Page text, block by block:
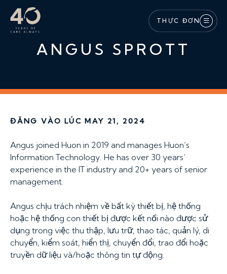
Bỏ qua nội dung chính
THỰC ĐƠN
ANGUS SPROTT
ĐĂNG VÀO LÚC MAY 21, 2024
Angus joined Huon in 2019 and manages Huon’s
Information Technology. He has over 30 years’
experience in the IT industry and 20+ years of senior
management.
Angus chịu trách nhiệm về bất kỳ thiết bị, hệ thống
hoặc hệ thống con thiết bị được kết nối nào được sử
dụng trong việc thu thập, lưu trữ, thao tác, quản lý, di
chuyển, kiểm soát, hiển thị, chuyển đổi, trao đổi hoặc
truyền dữ liệu và/hoặc thông tin tự động.